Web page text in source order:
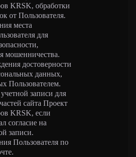
KRSK, обработки
от Пользователя.
места
для
мошенничества.
достоверности
данных,
Пользователем.
записи для
сайта Проект
KRSK, если
согласие на
записи.
Пользователя по